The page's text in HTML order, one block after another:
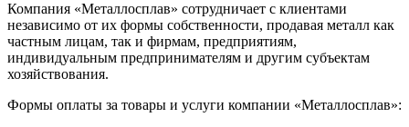
Компания «Металлосплав» сотрудничает с клиентами
независимо от их формы собственности, продавая металл как
частным лицам, так и фирмам, предприятиям,
индивидуальным предпринимателям и другим субъектам
хозяйствования.
Формы оплаты за товары и услуги компании «Металлосплав»: